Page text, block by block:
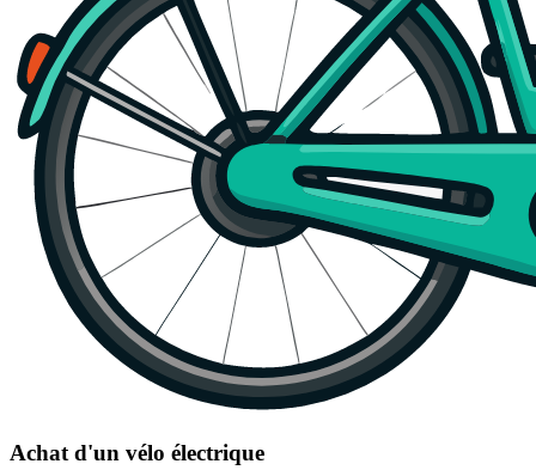
Achat d'un vélo électrique